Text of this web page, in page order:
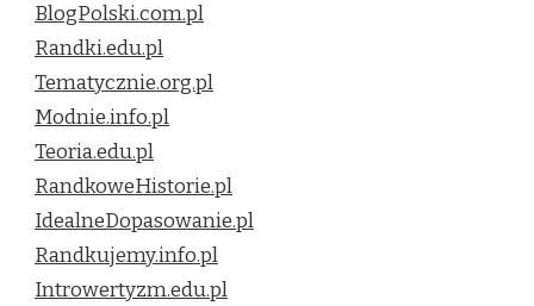
BlogPolski.com.pl
Randki.edu.pl
Tematycznie.org.pl
Modnie.info.pl
Teoria.edu.pl
RandkoweHistorie.pl
IdealneDopasowanie.pl
Randkujemy.info.pl
Introwertyzm.edu.pl